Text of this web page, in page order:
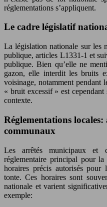
réglementations s’appliquent.
Le cadre législatif
La législation nationale sur les
publique, articles L1331-1 et
publique. Bien qu’elle ne
gazon, elle interdit les bruits
voisinage, notamment pendant
« bruit excessif » est
contexte.
Réglementations
communaux
Les arrêtés municipaux et
réglementaire principal pour
horaires précis autorisés
tonte. Ces horaires sont
nationale et varient
exemple: